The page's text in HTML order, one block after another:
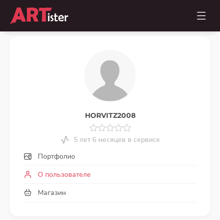
HORVITZ2008
5 лет 6 месяцев в сервисе
Портфолио
О пользователе
Магазин